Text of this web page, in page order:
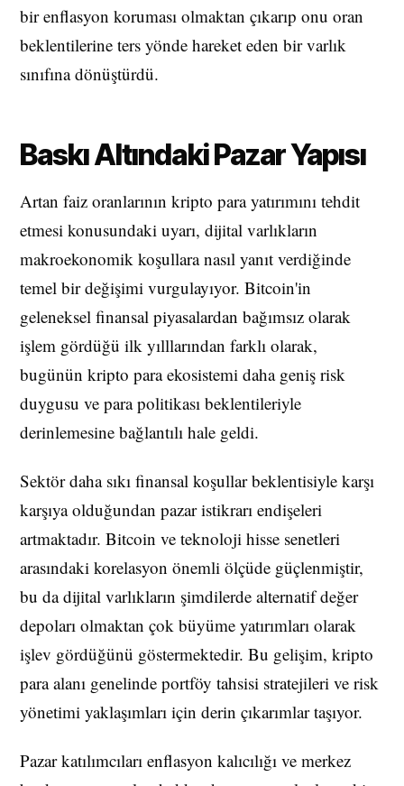
bir enflasyon koruması olmaktan çıkarıp onu oran
beklentilerine ters yönde hareket eden bir varlık
sınıfına dönüştürdü.
Baskı Altındaki Pazar Yapısı
Artan faiz oranlarının kripto para yatırımını tehdit
etmesi konusundaki uyarı, dijital varlıkların
makroekonomik koşullara nasıl yanıt verdiğinde
temel bir değişimi vurgulayıyor. Bitcoin'in
geleneksel finansal piyasalardan bağımsız olarak
işlem gördüğü ilk yılllarından farklı olarak,
bugünün kripto para ekosistemi daha geniş risk
duygusu ve para politikası beklentileriyle
derinlemesine bağlantılı hale geldi.
Sektör daha sıkı finansal koşullar beklentisiyle karşı
karşıya olduğundan pazar istikrarı endişeleri
artmaktadır. Bitcoin ve teknoloji hisse senetleri
arasındaki korelasyon önemli ölçüde güçlenmiştir,
bu da dijital varlıkların şimdilerde alternatif değer
depoları olmaktan çok büyüme yatırımları olarak
işlev gördüğünü göstermektedir. Bu gelişim, kripto
para alanı genelinde portföy tahsisi stratejileri ve risk
yönetimi yaklaşımları için derin çıkarımlar taşıyor.
Pazar katılımcıları enflasyon kalıcılığı ve merkez